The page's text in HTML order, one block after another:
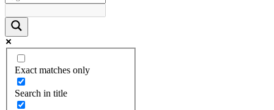
Exact matches only
Search in title